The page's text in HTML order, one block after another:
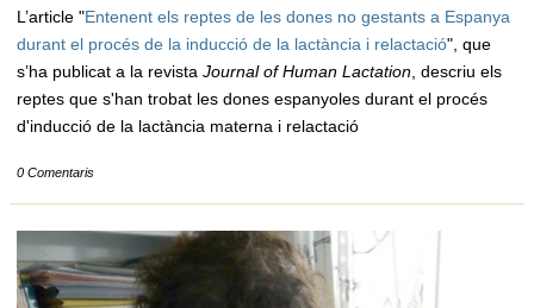
L’article "Entenent els reptes de les dones no gestants a Espanya
durant el procés de la inducció de la lactància i relactació", que
s’ha publicat a la revista Journal of Human Lactation, descriu els
reptes que s'han trobat les dones espanyoles durant el procés
d'inducció de la lactància materna i relactació
0 Comentaris